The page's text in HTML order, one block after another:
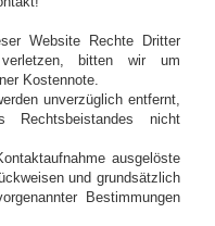
Website Rechte Dritter
verletzen, bitten wir um
Kostennote.
unverzüglich entfernt,
nicht
ausgelöste
und grundsätzlich
Bestimmungen